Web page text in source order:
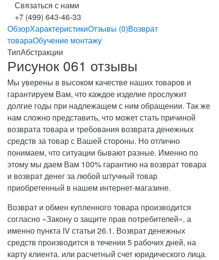
Связаться с нами
+7 (499) 643-46-33
ОбзорХарактеристикиОтзывы (0)Возврат
товараОбучение монтажу
ТипАбстракции
Рисунок 061 отзывы
Мы уверены в высоком качестве наших товаров и
гарантируем Вам, что каждое изделие прослужит
долгие годы при надлежащем с ним обращении. Так же
нам сложно представить, что может стать причиной
возврата товара и требования возврата денежных
средств за товар с Вашей стороны. Но отлично
понимаем, что ситуации бывают разные. Именно по
этому мы даем Вам 100% гарантию на возврат товара
и возврат денег за любой штучный товар
приобретенный в нашем интернет-магазине.
Возврат и обмен купленного товара производится
согласно «Закону о защите прав потребителей», а
именно пункта IV статьи 26.1. Возврат денежных
средств производится в течении 5 рабочих дней, на
карту клиента. или расчетный счет юридического лица.